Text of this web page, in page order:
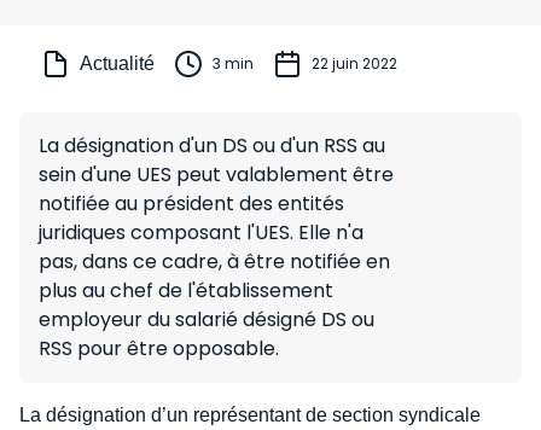
Actualité 3 min 22 juin 2022
La désignation d'un DS ou d'un RSS au
sein d'une UES peut valablement être
notifiée au président des entités
juridiques composant l'UES. Elle n'a
pas, dans ce cadre, à être notifiée en
plus au chef de l'établissement
employeur du salarié désigné DS ou
RSS pour être opposable.
La désignation d’un représentant de section syndicale